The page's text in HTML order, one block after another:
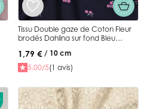
Tissu Double gaze de Coton Fleur
brodés Dahlina sur fond Bleu
1,79 € / 10 cm
5.00/5(1 avis)